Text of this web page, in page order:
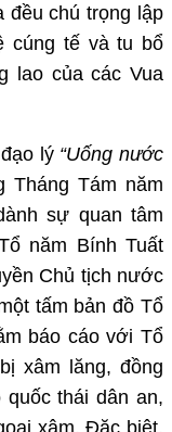
đều chú trọng lập
cúng tế và tu bổ
lao của các Vua
lý “Uống nước
Tháng Tám năm
sự quan tâm
năm Bính Tuất
Chủ tịch nước
tấm bản đồ Tổ
báo cáo với Tổ
xâm lăng, đồng
thái dân an,
xâm. Đặc biệt,